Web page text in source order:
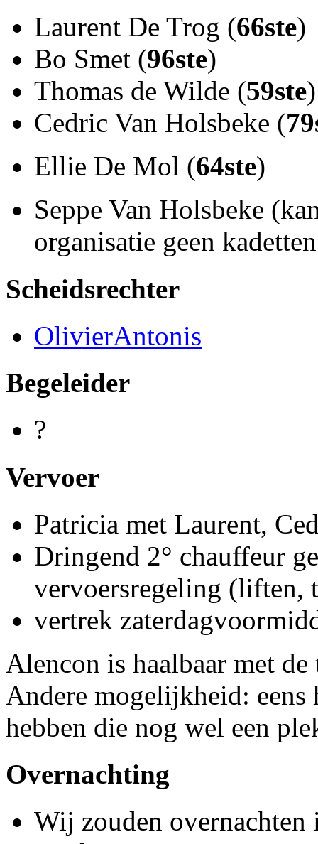
Laurent De Trog (66ste)
Bo Smet (96ste)
Thomas de Wilde (59ste)
Cedric Van Holsbeke (
Ellie De Mol (64ste)
Seppe Van Holsbeke
organisatie geen
Scheidsrechter
OlivierAntonis
Begeleider
?
Vervoer
Patricia met Laurent,
Dringend 2° chauffeur
vervoersregeling (liften,
vertrek
Alencon is haalbaar met
Andere mogelijkheid:
hebben die nog wel een
Overnachting
Wij zouden